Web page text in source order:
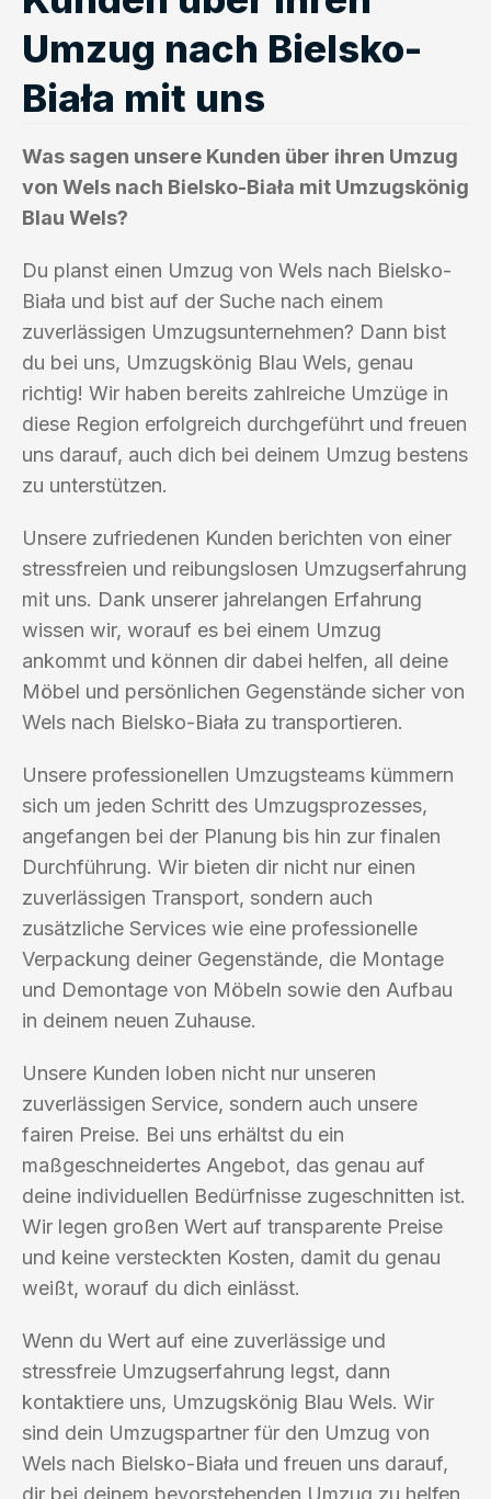
Umzug nach Bielsko-
Biała mit uns
Was sagen unsere Kunden über ihren Umzug
von Wels nach Bielsko-Biała mit Umzugskönig
Blau Wels?
Du planst einen Umzug von Wels nach Bielsko-
Biała und bist auf der Suche nach einem
zuverlässigen Umzugsunternehmen? Dann bist
du bei uns, Umzugskönig Blau Wels, genau
richtig! Wir haben bereits zahlreiche Umzüge in
diese Region erfolgreich durchgeführt und freuen
uns darauf, auch dich bei deinem Umzug bestens
zu unterstützen.
Unsere zufriedenen Kunden berichten von einer
stressfreien und reibungslosen Umzugserfahrung
mit uns. Dank unserer jahrelangen Erfahrung
wissen wir, worauf es bei einem Umzug
ankommt und können dir dabei helfen, all deine
Möbel und persönlichen Gegenstände sicher von
Wels nach Bielsko-Biała zu transportieren.
Unsere professionellen Umzugsteams kümmern
sich um jeden Schritt des Umzugsprozesses,
angefangen bei der Planung bis hin zur finalen
Durchführung. Wir bieten dir nicht nur einen
zuverlässigen Transport, sondern auch
zusätzliche Services wie eine professionelle
Verpackung deiner Gegenstände, die Montage
und Demontage von Möbeln sowie den Aufbau
in deinem neuen Zuhause.
Unsere Kunden loben nicht nur unseren
zuverlässigen Service, sondern auch unsere
fairen Preise. Bei uns erhältst du ein
maßgeschneidertes Angebot, das genau auf
deine individuellen Bedürfnisse zugeschnitten ist.
Wir legen großen Wert auf transparente Preise
und keine versteckten Kosten, damit du genau
weißt, worauf du dich einlässt.
Wenn du Wert auf eine zuverlässige und
stressfreie Umzugserfahrung legst, dann
kontaktiere uns, Umzugskönig Blau Wels. Wir
sind dein Umzugspartner für den Umzug von
Wels nach Bielsko-Biała und freuen uns darauf,
dir bei deinem bevorstehenden Umzug zu helfen.